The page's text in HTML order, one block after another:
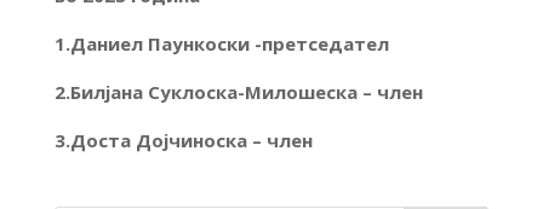
1.Даниел Паункоски -претседател
2.Билјана Суклоска-Милошеска – член
3.Доста Дојчиноска – член